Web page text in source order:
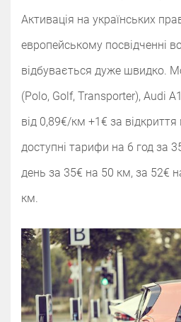
Активація на українських
европейському посвідченні
відбувається дуже швидко.
(Polo, Golf, Transporter), Audi
від 0,89€/км +1€ за
доступні тарифи на 6 год за
день за 35€ на 50 км, за 52€
км.